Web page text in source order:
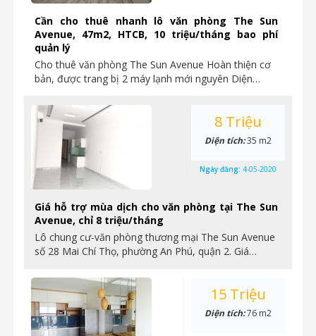
Cần cho thuê nhanh lô văn phòng The Sun
Avenue, 47m2, HTCB, 10 triệu/tháng bao phí
quản lý
Cho thuê văn phòng The Sun Avenue Hoàn thiện cơ
bản, được trang bị 2 máy lạnh mới nguyên Diện…
Giá hỗ trợ mùa dịch cho văn phòng tại The Sun
Avenue, chỉ 8 triệu/tháng
Lô chung cư-văn phòng thương mại The Sun Avenue
số 28 Mai Chí Thọ, phường An Phú, quận 2. Giá…
8 Triệu
Diện tích:35 m2
Ngày đăng: 4-05-2020
15 Triệu
Diện tích:76 m2